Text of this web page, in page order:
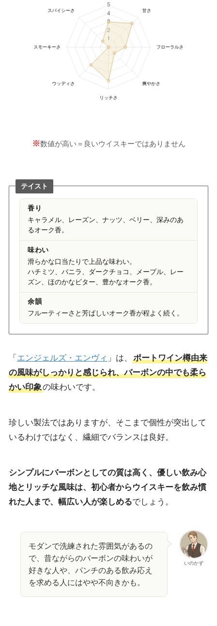
※数値が高い＝良いウイスキーではありません
テイスト
香り
キャラメル、レーズン、ナッツ、ベリー、深みのあ
るオーク香。
味わい
滑らかな口当たりで上品な味わい。
ハチミツ、バニラ、ダークチョコ、メープル、レー
ズン、ほのかなビター、豊かなオーク香。
余韻
フルーティーさと芳ばしいオーク香が程よく続く。
「 エンジェルズ・エンヴィ 」は、
ポートワイン樽由来
の風味がしっかりと感じられ、バーボンの中でも柔ら
かい印象の味わいです。
珍しい製法ではありますが、そこまで個性が突出して
いるわけではなく、繊細でバランスは良好。
シンプルにバーボンとしての質は高く、優しい飲み心
地とリッチな風味は、初心者からウイスキーを飲み慣
れた人まで、幅広い人が楽しめるでしょう。
いのかず
モダンで洗練された雰囲気があるの
で、昔ながらのバーボンの味わいが
好きな人や、パンチのある飲み応え
を求める人にはやや不向きかも。